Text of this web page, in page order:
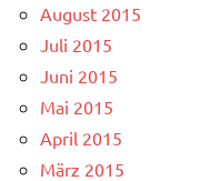
August 2015
Juli 2015
Juni 2015
Mai 2015
April 2015
März 2015